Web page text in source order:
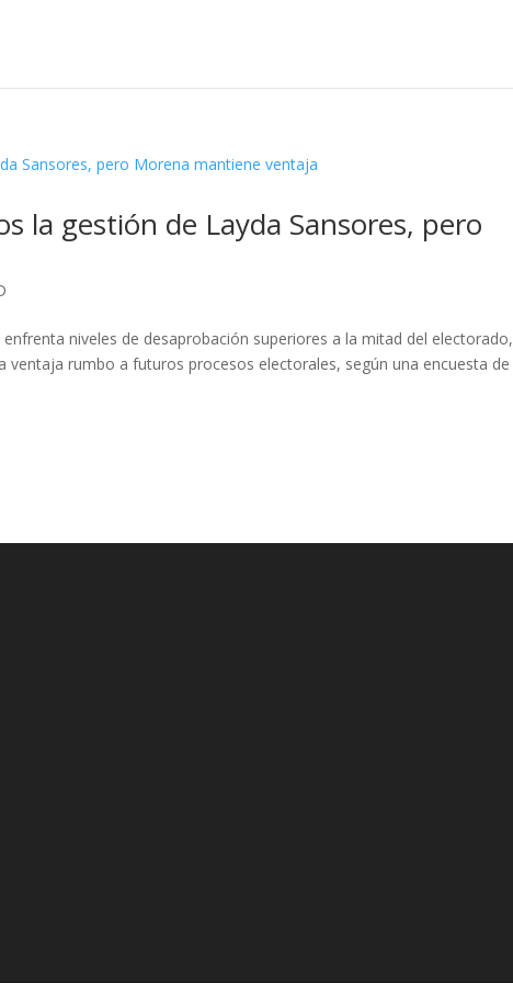
la gestión de Layda Sansores, pero
niveles de desaprobación superiores a la mitad del electorado,
ventaja rumbo a futuros procesos electorales, según una encuesta de